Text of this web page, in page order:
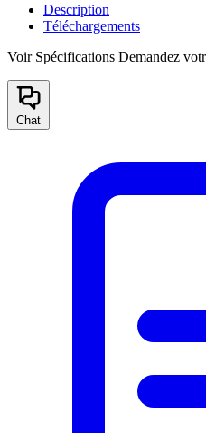
Description
Téléchargements
Voir Spécifications Demandez
Chat